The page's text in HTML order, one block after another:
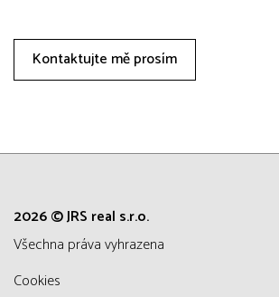
Kontaktujte mě prosím
2026 © JRS real s.r.o.
všechna práva vyhrazena
Cookies